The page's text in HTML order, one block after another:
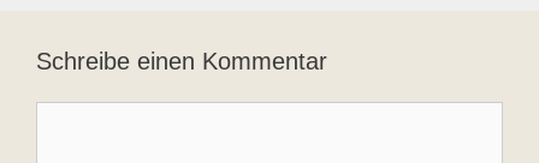
Schreibe einen Kommentar